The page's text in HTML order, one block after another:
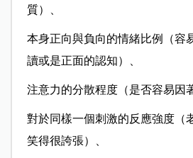
質）、
本身正向與負向的情緒比例（容
讀或是正面的認知）、
注意力的分散程度（是否容易因
對於同樣一個刺激的反應強度（
笑得很誇張）、